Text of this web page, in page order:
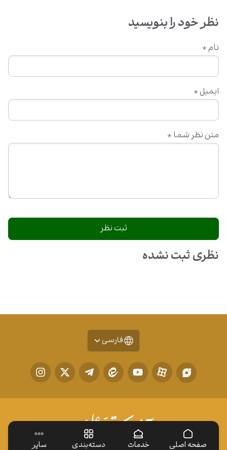
صفحه اصلی خدمات دسته‌بندی سایر
نظر خود را بنویسید
متن نظر شما *
نام *
ایمیل *
نظری ثبت نشده
فارسی